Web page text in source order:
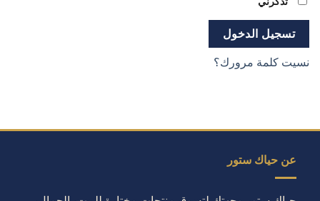
تسجيل الدخول
نسيت كلمة مرورك؟
عن حياك ستور